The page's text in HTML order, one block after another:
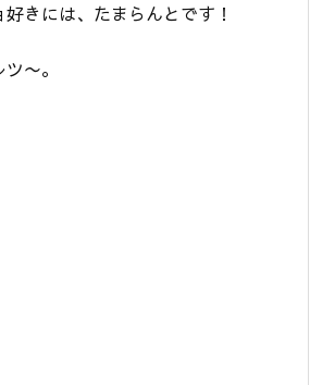
きには、たまらんとです！
〜。